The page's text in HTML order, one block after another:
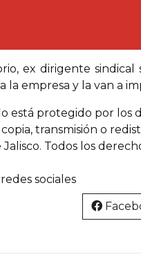
ex dirigente
la empresa y la van a
está protegido por los
transmisión o
Jalisco. Todos los
sociales